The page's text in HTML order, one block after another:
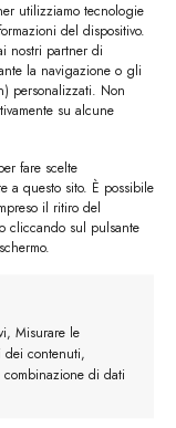
utilizziamo tecnologie
del dispositivo.
nostri partner di
la navigazione o gli
personalizzati. Non
su alcune
fare scelte
a questo sito. È possibile
il ritiro del
cliccando sul pulsante
Misurare le
dei contenuti,
di dati